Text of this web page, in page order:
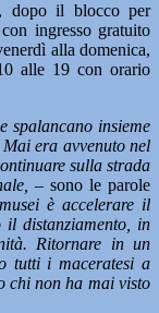
dopo il blocco per
ingresso gratuito
alla domenica,
alle 19 con orario
spalancano insieme
era avvenuto nel
sulla strada
– sono le parole
è accelerare il
il distanziamento, in
Ritornare in un
tutti i maceratesi a
chi non ha mai visto